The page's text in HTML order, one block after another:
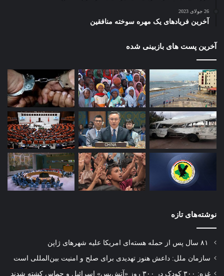
26 جولای 2023
آخرین فریادهای یک مهره سوخته منافقین
آخرین پست های بازبینی شده
نوشته‌های تازه
سازمان ملل: داعش هنوز تهدیدی برای صلح و امنیت بین‌المللی است
غزه: ۳۰۰ کودک در ۳۰۰ روز «آتش‌بس» اسرائیل و حماس کشته شدند